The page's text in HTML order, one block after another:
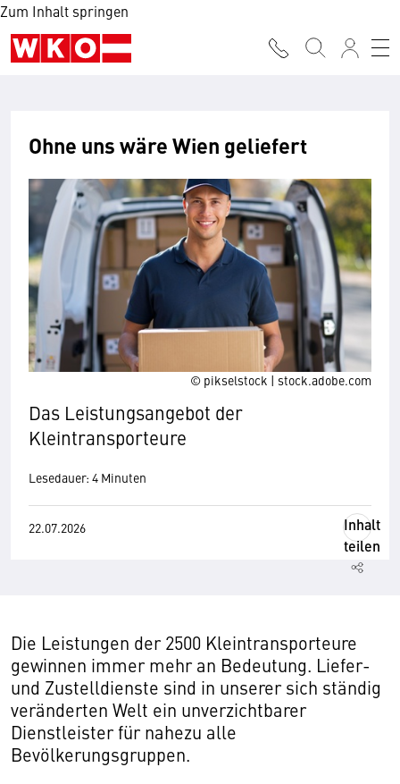
Zum Inhalt springen
© pikselstock | stock.adobe.com
Ohne uns wäre Wien geliefert
Das Leistungsangebot der
Kleintransporteure
Lesedauer: 4 Minuten
22.07.2026
Inhalt
teilen
Die Leistungen der 2500 Kleintransporteure
gewinnen immer mehr an Bedeutung. Liefer-
und Zustelldienste sind in unserer sich ständig
veränderten Welt ein unverzichtbarer
Dienstleister für nahezu alle
Bevölkerungsgruppen.